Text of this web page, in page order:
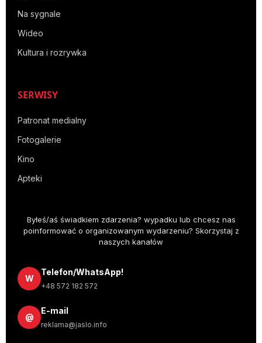
Na sygnale
Wideo
Kultura i rozrywka
SERWISY
Patronat medialny
Fotogalerie
Kino
Apteki
Byłeś/aś świadkiem zdarzenia? wypadku lub chcesz nas
poinformować o organizowanym wydarzeniu? Skorzystaj z
naszych kanałów
W
Telefon/WhatsApp!
+48 572 182 572
@
E-mail
reklama@jaslo.info